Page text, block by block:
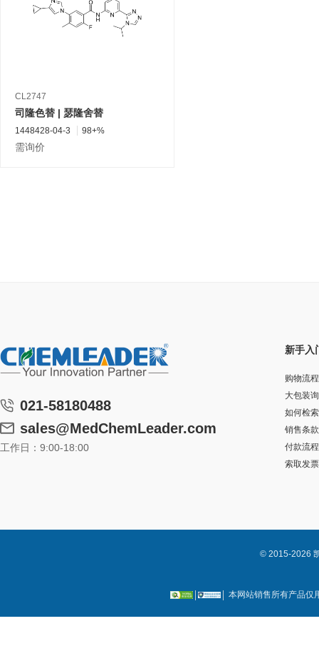
CL2747
司隆色替 | 瑟隆舍替
1448428-04-3 98+%
需询价
021-58180488
sales@MedChemLeader.com
工作日：9:00-18:00
新手入
购物流程
大包装
如何检索
销售条款
付款流程
索取发票
© 2015-2026
本网站销售所有产品仅